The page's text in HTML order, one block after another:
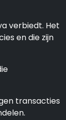
verbiedt. Het
en die zijn
transacties